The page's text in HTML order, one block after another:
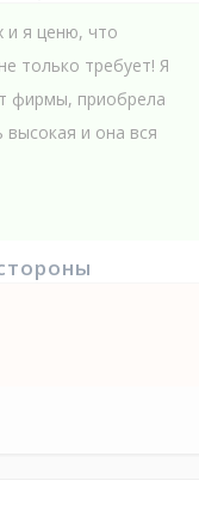
и я ценю, что
только требует! Я
фирмы, приобрела
высокая и она вся